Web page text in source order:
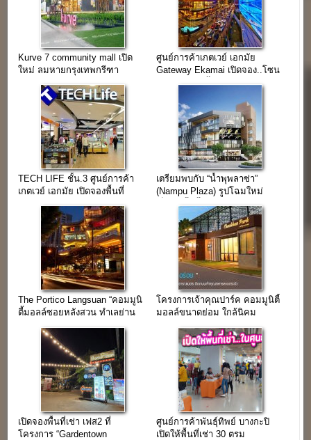
Kurve 7 community mall เปิด
ใหม่ ลมหายกรุงเทพกรีฑา
ศูนย์การค้าเกตเวย์ เอกมัย
Gateway Ekamai เปิดจอง..โซน
TECH LIFE ชั้น.3 ศูนย์การค้า
เกตเวย์ เอกมัย เปิดจองพื้นที่
เตรียมพบกับ “น้ำพุพลาซ่า”
(Nampu Plaza) รูปโฉมใหม่
เร็วๆ…นี้ (พื้นที่ให้เช่าอีก 19 ยูนิต)
The Portico Langsuan “คอมมูนิ
ตี้มอลล์ซอยหลังสวน ทำเลย่าน
โครงการเจ้าคุณปาร์ค คอมมูนิตี้
มอลล์ขนาดย่อม ใกล้นิคม
เปิดจองพื้นที่เช่า เฟส2 ที่
โครงการ “Gardentown
ศูนย์การค้าพันธุ์ทิพย์ บางกะปิ
เปิดให้พื้นที่เช่า 30 ตรม